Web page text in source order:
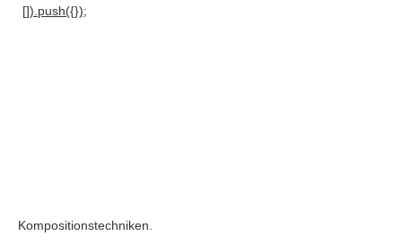
Maria Stuart
[]).push({});
Kompositionstechniken.